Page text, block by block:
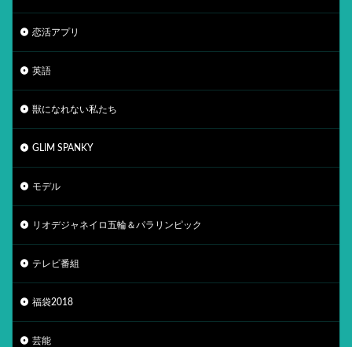
恋活アプリ
英語
獣になれない私たち
GLIM SPANKY
モデル
リオデジャネイロ五輪＆パラリンピック
テレビ番組
福袋2018
芸能